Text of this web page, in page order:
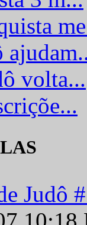
volta...
Judô